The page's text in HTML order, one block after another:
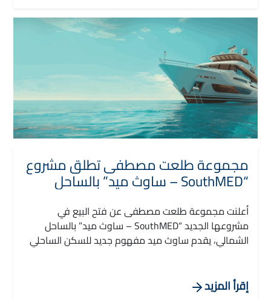
مجموعة طلعت مصطفى تطلق مشروع
“SouthMED – ساوث ميد” بالساحل
أعلنت مجموعة طلعت مصطفى عن فتح البيع في
مشروعها الجديد “SouthMED – ساوث ميد” بالساحل
الشمالي، يقدم ساوث ميد مفهوم جديد للسكن الساحلي
العالمية من الشاطئ الرملي الساحر، المارينا العالمية،
إقرأ المزيد